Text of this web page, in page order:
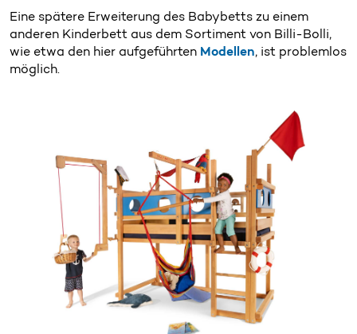
Eine spätere Erweiterung des Babybetts zu einem
anderen Kinderbett aus dem Sortiment von Billi-Bolli,
wie etwa den hier aufgeführten Modellen, ist problemlos
möglich.